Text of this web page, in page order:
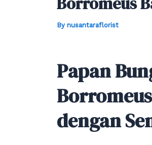
By nusantaraflorist
Papan
dengan